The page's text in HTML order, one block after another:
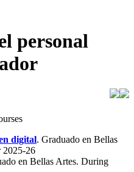
personal
digital. Graduado en Bellas
2025-26
en Bellas Artes. During